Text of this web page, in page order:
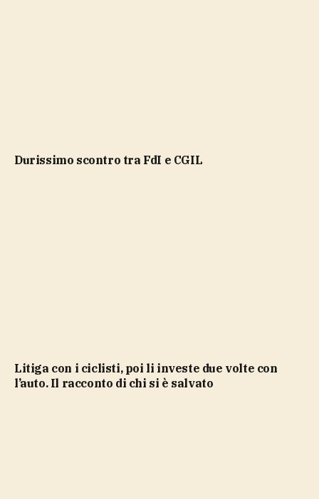
durissimo scontro tra FdI e CGIL
Litiga con i ciclisti, poi li investe due volte con
l’auto. Il racconto di chi si è salvato